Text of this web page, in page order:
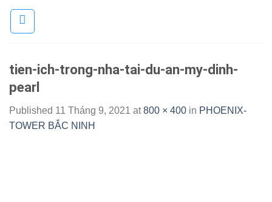
Skip
tien-ich-trong-nha-tai-du-an-my-dinh-
pearl
Published 11 Tháng 9, 2021 at800 × 400 in PHOENIX-
TOWER BẮC NINH